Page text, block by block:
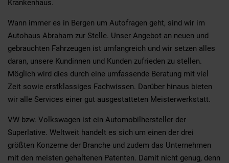
Krankenhaus.
Wann immer es in Bergen um Autofragen geht, sind wir im
Autohaus Abraham zur Stelle. Unser Angebot an neuen und
gebrauchten Fahrzeugen ist umfangreich und wir setzen alles
daran, unsere Kundinnen und Kunden zufrieden zu stellen.
Möglich wird dies durch eine umfassende Beratung mit viel
Zeit sowie erstklassiges Fachwissen. Darüber hinaus bieten
wir alle Services einer gut ausgestatteten Meisterwerkstatt.
VW bzw. Volkswagen ist ein Automobilhersteller der
Superlative. Weltweit handelt es sich um einen der drei
größten Konzerne der Branche und zudem das Unternehmen
mit den meisten gehaltenen Patenten. Damit nicht genug, denn